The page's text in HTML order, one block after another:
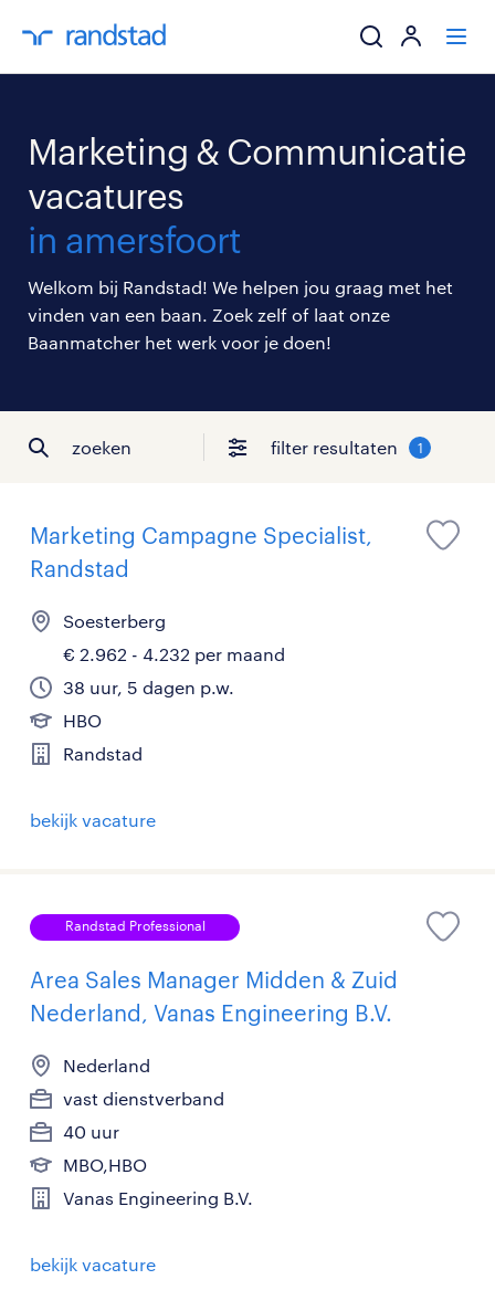
ik zoek een
over randstad
Marketing & Communicatie
vacatures
in amersfoort
Welkom bij Randstad! We helpen jou graag met het
vinden van een baan. Zoek zelf of laat onze
Baanmatcher het werk voor je doen!
zoeken filter resultaten 1
Marketing Campagne Specialist,
Randstad
Soesterberg
€ 2.962 - 4.232 per maand
38 uur, 5 dagen p.w.
HBO
Randstad
bekijk vacature
Randstad Professional
Area Sales Manager Midden & Zuid
Nederland, Vanas Engineering B.V.
Nederland
vast dienstverband
40 uur
MBO,HBO
Vanas Engineering B.V.
bekijk vacature